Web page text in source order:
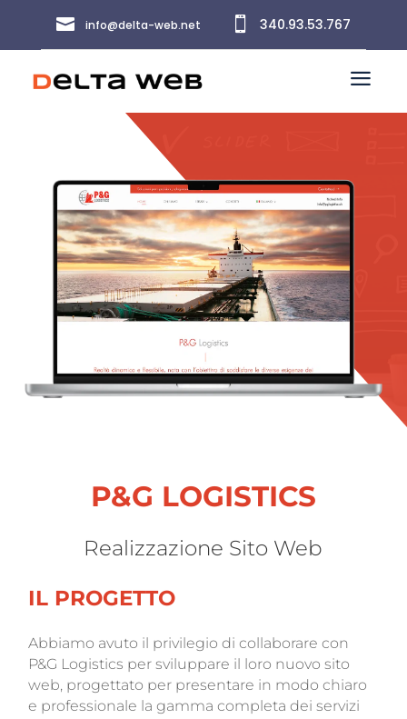
a
 info@delta-web.net  340.93.53.767
P&G LOGISTICS
Realizzazione Sito Web
IL PROGETTO
Abbiamo avuto il privilegio di collaborare con
P&G Logistics per sviluppare il loro nuovo sito
web, progettato per presentare in modo chiaro
e professionale la gamma completa dei servizi